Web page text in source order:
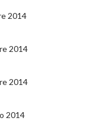
2014
2014
2014
2014